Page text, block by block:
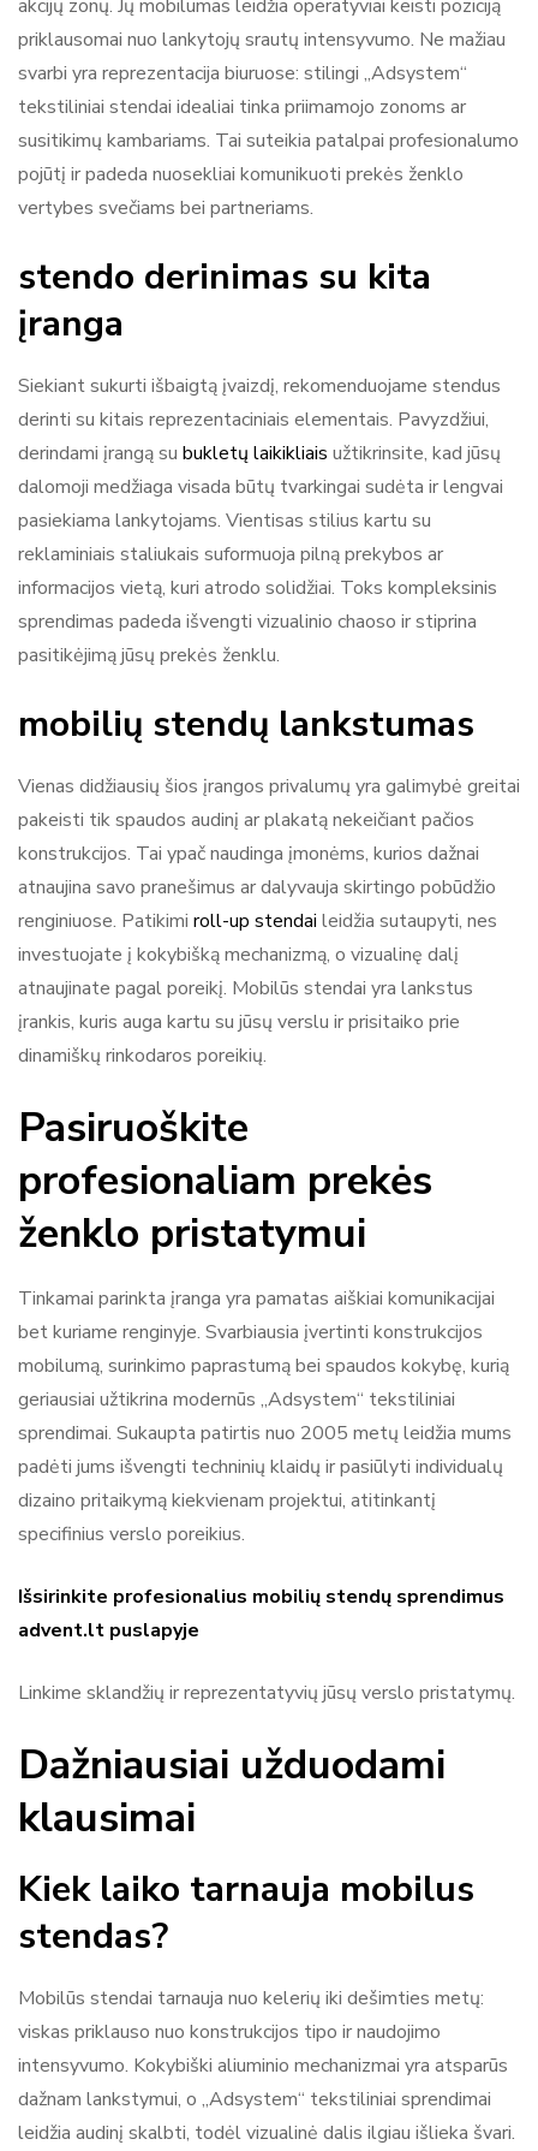
akcijų zonų. Jų mobilumas leidžia operatyviai keisti poziciją
priklausomai nuo lankytojų srautų intensyvumo. Ne mažiau
svarbi yra reprezentacija biuruose: stilingi „Adsystem“
tekstiliniai stendai idealiai tinka priimamojo zonoms ar
susitikimų kambariams. Tai suteikia patalpai profesionalumo
pojūtį ir padeda nuosekliai komunikuoti prekės ženklo
vertybes svečiams bei partneriams.
stendo derinimas su kita
įranga
Siekiant sukurti išbaigtą įvaizdį, rekomenduojame stendus
derinti su kitais reprezentaciniais elementais. Pavyzdžiui,
derindami įrangą su bukletų laikikliais užtikrinsite, kad jūsų
dalomoji medžiaga visada būtų tvarkingai sudėta ir lengvai
pasiekiama lankytojams. Vientisas stilius kartu su
reklaminiais staliukais suformuoja pilną prekybos ar
informacijos vietą, kuri atrodo solidžiai. Toks kompleksinis
sprendimas padeda išvengti vizualinio chaoso ir stiprina
pasitikėjimą jūsų prekės ženklu.
mobilių stendų lankstumas
Vienas didžiausių šios įrangos privalumų yra galimybė greitai
pakeisti tik spaudos audinį ar plakatą nekeičiant pačios
konstrukcijos. Tai ypač naudinga įmonėms, kurios dažnai
atnaujina savo pranešimus ar dalyvauja skirtingo pobūdžio
renginiuose. Patikimi roll-up stendai leidžia sutaupyti, nes
investuojate į kokybišką mechanizmą, o vizualinę dalį
atnaujinate pagal poreikį. Mobilūs stendai yra lankstus
įrankis, kuris auga kartu su jūsų verslu ir prisitaiko prie
dinamiškų rinkodaros poreikių.
Pasiruoškite
profesionaliam prekės
ženklo pristatymui
Tinkamai parinkta įranga yra pamatas aiškiai komunikacijai
bet kuriame renginyje. Svarbiausia įvertinti konstrukcijos
mobilumą, surinkimo paprastumą bei spaudos kokybę, kurią
geriausiai užtikrina modernūs „Adsystem“ tekstiliniai
sprendimai. Sukaupta patirtis nuo 2005 metų leidžia mums
padėti jums išvengti techninių klaidų ir pasiūlyti individualų
dizaino pritaikymą kiekvienam projektui, atitinkantį
specifinius verslo poreikius.
Išsirinkite profesionalius mobilių stendų sprendimus
advent.lt puslapyje
Linkime sklandžių ir reprezentatyvių jūsų verslo pristatymų.
Dažniausiai užduodami
klausimai
Kiek laiko tarnauja mobilus
stendas?
Mobilūs stendai tarnauja nuo kelerių iki dešimties metų:
viskas priklauso nuo konstrukcijos tipo ir naudojimo
intensyvumo. Kokybiški aliuminio mechanizmai yra atsparūs
dažnam lankstymui, o „Adsystem“ tekstiliniai sprendimai
leidžia audinį skalbti, todėl vizualinė dalis ilgiau išlieka švari.